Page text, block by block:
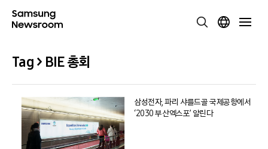
Tag > BIE 총회
삼성전자, 파리 샤를드골 국제공항에서
‘2030 부산엑스포’ 알린다